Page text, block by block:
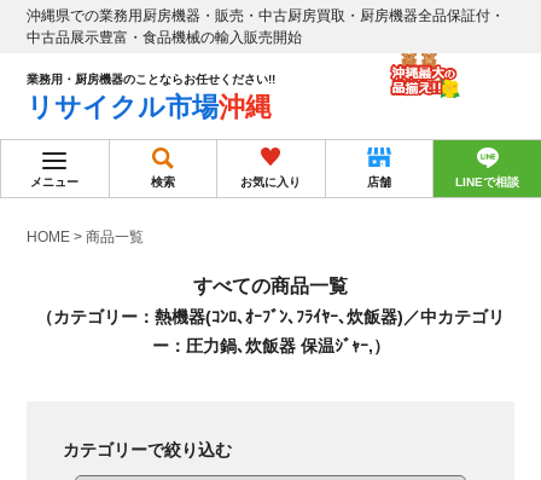
沖縄県での業務用厨房機器・販売・中古厨房買取・厨房機器全品保証付・
中古品展示豊富・食品機械の輸入販売開始
業務用・厨房機器のことならお任せください!!
リサイクル市場沖縄
メニュー 検索 お気に入り 店舗 LINEで相談
HOME >商品一覧
すべての商品一覧
（カテゴリー：熱機器(ｺﾝﾛ､ｵｰﾌﾞﾝ､ﾌﾗｲﾔｰ､炊飯器)／中カテゴリ
ー：圧力鍋､炊飯器 保温ｼﾞｬｰ,）
カテゴリーで絞り込む